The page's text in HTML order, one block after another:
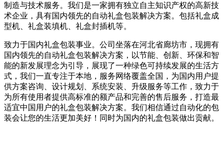
制造与技术服务。我们是一家拥有独立自主知识产权的高新技
术企业，具有国内领先的自动礼盒包装解决方案。包括礼盒成
型机、礼盒装填机、礼盒封插机等。
致力于国内礼盒包装事业。公司坐落在河北省廊坊市，现拥有
国内领先的自动礼盒包装解决方案，以节能、创新、环保和智
能的新发展理念为引导，展现了一种绿色可持续发展的生活方
式，我们一直专注于本地，服务网络覆盖全国，为国内用户提
供方案咨询、设计规划、系统安装、升级服务等工作，致力于
为所有使用者提供高标准的额产品和完善的售后服务，打造最
适宜中国用户的礼盒包装解决方案。我们相信通过自动化的包
装会让您的生活更加美好！同时为国内的礼盒包装做出贡献。